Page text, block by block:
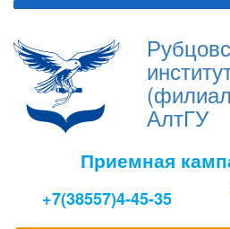
АлтГУ
Приемная
+7(38557)4-45-35